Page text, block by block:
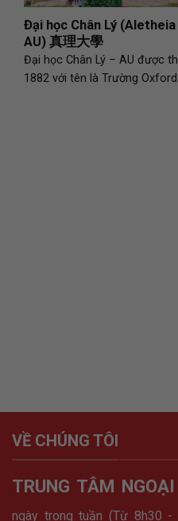
Đại học Chân Lý
AU) 真理大學
Đại học Chân Lý – AU được
1882 với tên là Trường Oxford.
VỀ CHÚNG TÔI
TRUNG TÂM
ngày trong tuần (Từ 8h30 -